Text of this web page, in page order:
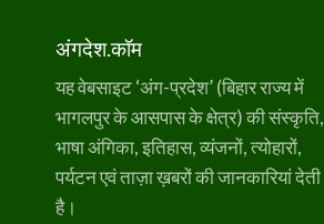
अंगदेश.कॉम
यह वेबसाइट ‘अंग-प्रदेश’ (बिहार राज्य में
भागलपुर के आसपास के क्षेत्र) की संस्कृति,
भाषा अंगिका, इतिहास, व्यंजनों, त्योहारों,
पर्यटन एवं ताज़ा ख़बरों की जानकारियां देती
है।